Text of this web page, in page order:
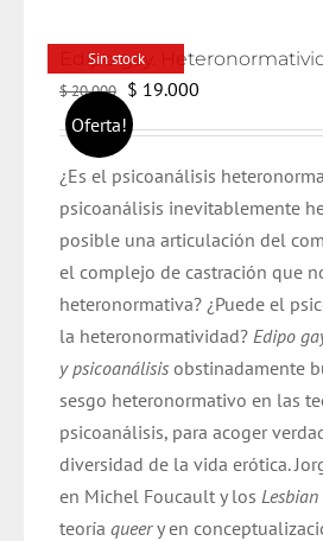
Sin stock
Oferta!
Edipo gay.
$20.000 El
precio
original
era:
$ 20.000.
$ 19.000
es:
$ 19.000.
¿Es el psicoanálisis
psicoanálisis inevitablemente
posible una articulación del
el complejo de castración que
heteronormativa? ¿Puede el
la heteronormatividad? Edipo
y psicoanálisis obstinadamente
sesgo heteronormativo en las
psicoanálisis, para acoger
diversidad de la vida erótica.
en Michel Foucault y los
teoría queery en